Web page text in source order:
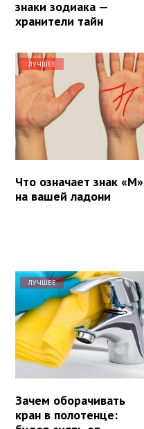
знаки зодиака —
хранители тайн
ЛУЧШЕЕ
Что означает знак «М»
на вашей ладони
ЛУЧШЕЕ
Зачем оборачивать
кран в полотенце: